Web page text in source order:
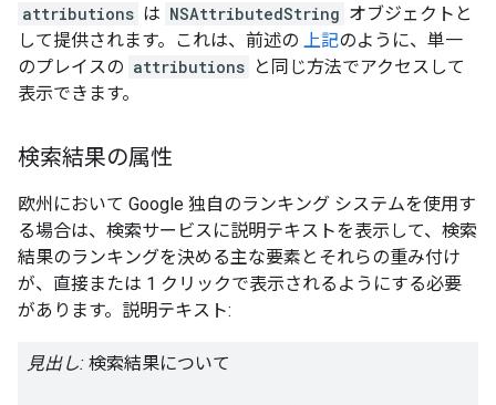
attributions は NSAttributedString オブジェクトと
して提供されます。これは、前述の 上記のように、単一
のプレイスの attributions と同じ方法でアクセスして
表示できます。
検索結果の属性
欧州において Google 独自のランキング システムを使用す
る場合は、検索サービスに説明テキストを表示して、検索
結果のランキングを決める主な要素とそれらの重み付け
が、直接または 1 クリックで表示されるようにする必要
があります。説明テキスト:
見出し: 検索結果について